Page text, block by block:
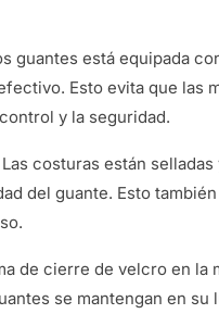
guantes está equipada
Esto evita que las
y la seguridad.
costuras están
del guante. Esto
de cierre de velcro en la
se mantengan en su